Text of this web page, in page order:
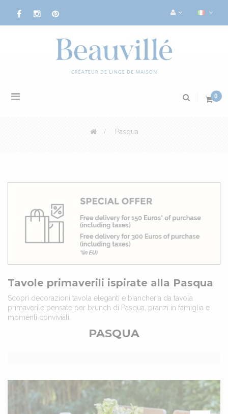
Navigazione
0
> Pasqua
Tavole primaverili ispirate alla Pasqua
Scopri decorazioni tavola eleganti e biancheria da tavola
primaverile pensate per brunch di Pasqua, pranzi in famiglia e
momenti conviviali.
PASQUA